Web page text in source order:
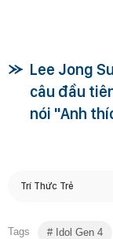
Lee Jong
câu đầu
nói "Anh
Trí Thức Trẻ
Tags Idol Gen 4